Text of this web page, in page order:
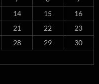
14 15
16
21 22
23
28 29
30